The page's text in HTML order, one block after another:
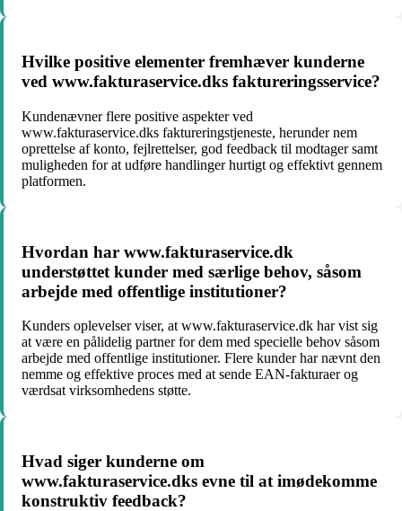
Hvilke positive elementer fremhæver kunderne
ved www.fakturaservice.dks faktureringsservice?
Kundenævner flere positive aspekter ved
www.fakturaservice.dks faktureringstjeneste, herunder nem
oprettelse af konto, fejlrettelser, god feedback til modtager samt
muligheden for at udføre handlinger hurtigt og effektivt gennem
platformen.
Hvordan har www.fakturaservice.dk
understøttet kunder med særlige behov, såsom
arbejde med offentlige institutioner?
Kunders oplevelser viser, at www.fakturaservice.dk har vist sig
at være en pålidelig partner for dem med specielle behov såsom
arbejde med offentlige institutioner. Flere kunder har nævnt den
nemme og effektive proces med at sende EAN-fakturaer og
værdsat virksomhedens støtte.
Hvad siger kunderne om
www.fakturaservice.dks evne til at imødekomme
konstruktiv feedback?